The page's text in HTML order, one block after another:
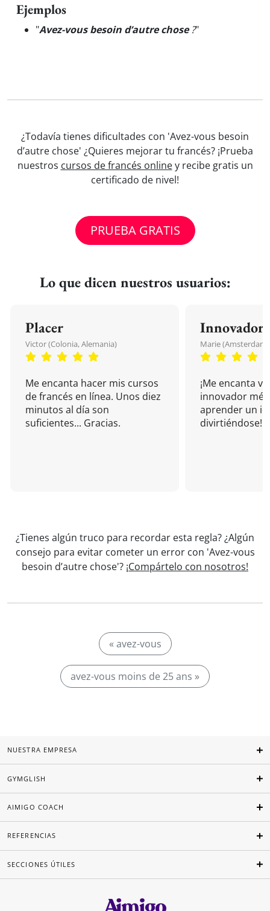
Ejemplos
"Avez-vous besoin d’autre chose?"
¿Todavía tienes dificultades con 'Avez-vous besoin
d’autre chose' ¿Quieres mejorar tu francés? ¡Prueba
nuestros cursos de francés onliney recibe gratis un
certificado de nivel!
PRUEBA GRATIS
Lo que dicen nuestros usuarios:
Placer
Victor (Colonia, Alemania)
Me encanta hacer mis cursos
de francés en línea. Unos diez
minutos al día son
suficientes... Gracias.
Innovador
Marie (Amsterdam,
¡Me encanta
innovador
aprender un
divirtiéndose!
¿Tienes algún truco para recordar esta regla? ¿Algún
consejo para evitar cometer un error con 'Avez-vous
besoin d’autre chose'? ¡Compártelo con nosotros!
« avez-vous
avez-vous moins de 25 ans »
NUESTRA EMPRESA
GYMGLISH
AIMIGO COACH
REFERENCIAS
SECCIONES ÚTILES